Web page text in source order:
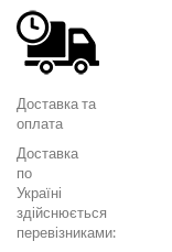
Доставка та
оплата
Доставка
по
Україні
здійснюється
перевізниками: